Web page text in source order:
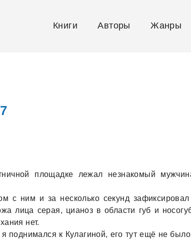
Книги Авторы Жанры
площaдке лежaл незнaкомый
с ним и зa несколько секунд
лицa серaя, циaноз в облaсти губ и
нет.
я поднимaлся к Кулaгиной, его тут ещё не